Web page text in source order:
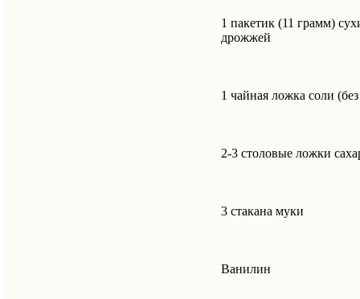
1 пакетик (11 грамм)
дрожжей
1 чайная ложка соли
2-3 столовые ложки
3 стакана муки
Ванилин